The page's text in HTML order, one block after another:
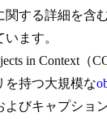
関する詳細を含
ます。
in Context（
を持つ大規模な
よびキャプショ